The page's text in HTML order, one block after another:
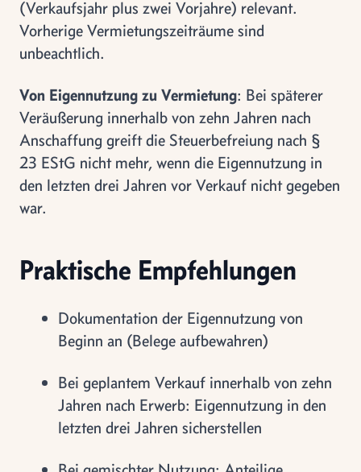
(Verkaufsjahr plus zwei Vorjahre) relevant.
Vorherige Vermietungszeiträume sind
unbeachtlich.
Von Eigennutzung zu Vermietung: Bei späterer
Veräußerung innerhalb von zehn Jahren nach
Anschaffung greift die Steuerbefreiung nach §
23 EStG nicht mehr, wenn die Eigennutzung in
den letzten drei Jahren vor Verkauf nicht gegeben
war.
Praktische Empfehlungen
Dokumentation der Eigennutzung von
Beginn an (Belege aufbewahren)
Bei geplantem Verkauf innerhalb von zehn
Jahren nach Erwerb: Eigennutzung in den
letzten drei Jahren sicherstellen